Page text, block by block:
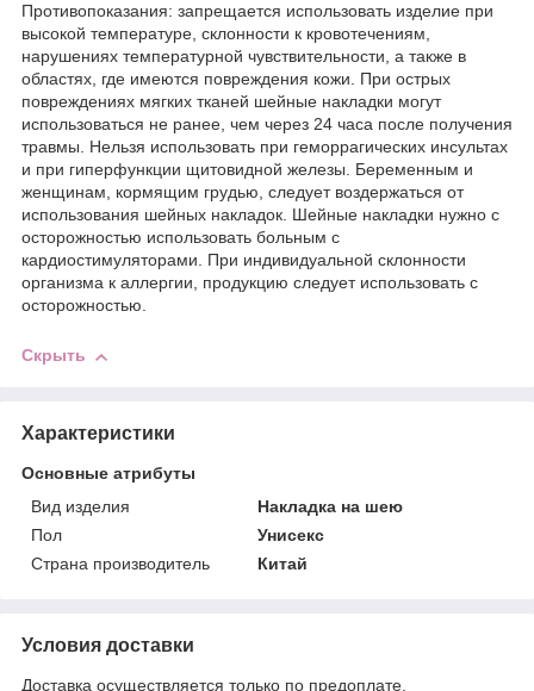
Противопоказания: запрещается использовать изделие при
высокой температуре, склонности к кровотечениям,
нарушениях температурной чувствительности, а также в
областях, где имеются повреждения кожи. При острых
повреждениях мягких тканей шейные накладки могут
использоваться не ранее, чем через 24 часа после получения
травмы. Нельзя использовать при геморрагических инсультах
и при гиперфункции щитовидной железы. Беременным и
женщинам, кормящим грудью, следует воздержаться от
использования шейных накладок. Шейные накладки нужно с
осторожностью использовать больным с
кардиостимуляторами. При индивидуальной склонности
организма к аллергии, продукцию следует использовать с
осторожностью.
Скрыть
Характеристики
Основные атрибуты
Вид изделия
Накладка на шею
Пол
Унисекс
Страна производитель
Китай
Условия доставки
Доставка осуществляется только по предоплате.